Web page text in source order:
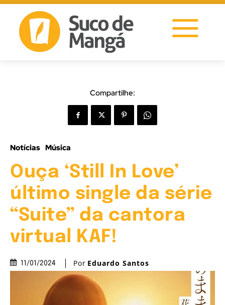
Compartilhe:
Notícias Música
Ouça ‘Still In Love’
último single da série
“Suite” da cantora
virtual KAF!
11/01/2024 Por Eduardo Santos